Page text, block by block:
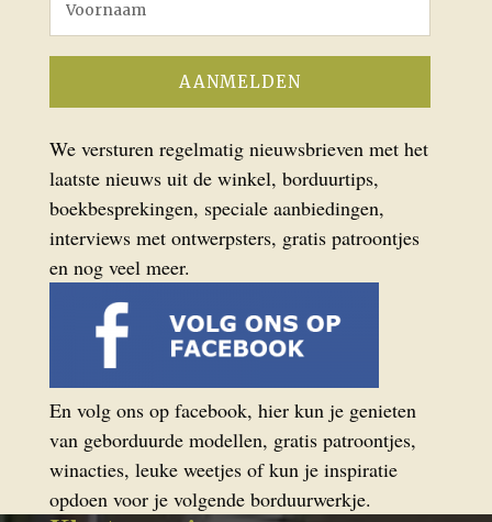
We versturen regelmatig nieuwsbrieven met het
laatste nieuws uit de winkel, borduurtips,
boekbesprekingen, speciale aanbiedingen,
interviews met ontwerpsters, gratis patroontjes
en nog veel meer.
En volg ons op facebook, hier kun je genieten
van geborduurde modellen, gratis patroontjes,
winacties, leuke weetjes of kun je inspiratie
opdoen voor je volgende borduurwerkje.